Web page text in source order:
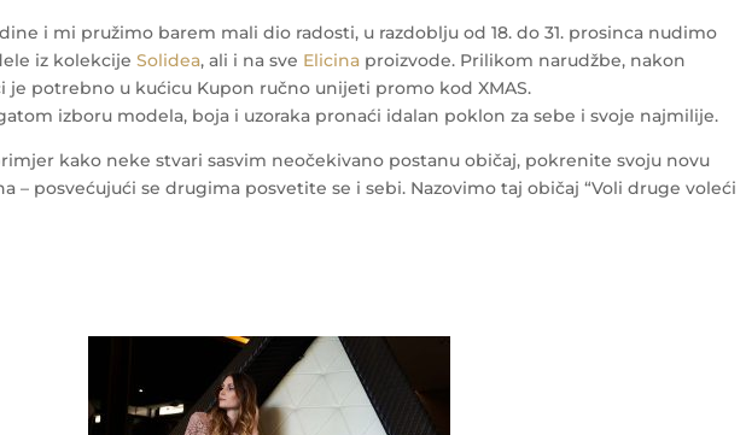
i mi pružimo barem mali dio radosti, u razdoblju od 18. do 31. prosinca nudimo
iz kolekcijeSolidea, ali i na sve Elicina proizvode. Prilikom narudžbe, nakon
je potrebno u kućicu Kupon ručno unijeti promo kod XMAS.
izboru modela, boja i uzoraka pronaći idalan poklon za sebe i svoje najmilije.
kako neke stvari sasvim neočekivano postanu običaj, pokrenite svoju novu
– posvećujući se drugima posvetite se i sebi. Nazovimo taj običaj “Voli druge voleći